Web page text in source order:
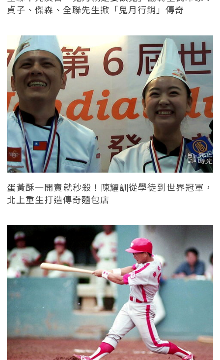
貞子、傑森、全聯先生掀「鬼月行銷」傳奇
蛋黃酥一開賣就秒殺！陳耀訓從學徒到世界冠軍，
北上重生打造傳奇麵包店